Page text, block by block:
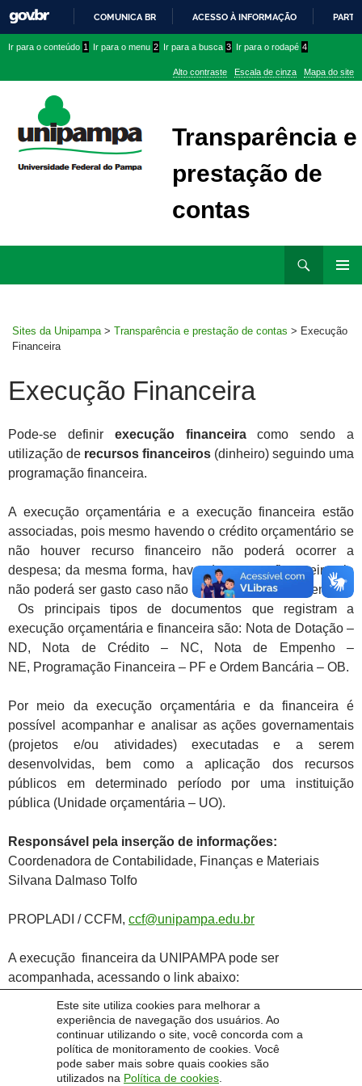
Este site utiliza cookies para melhorar a
experiência de navegação dos usuários. Ao
continuar utilizando o site, você concorda com a
política de monitoramento de cookies. Você
pode saber mais sobre quais cookies são
utilizados na Política de cookies
PARA
CONTEÚDO
COMUNICA BR ACESSO À INFORMAÇÃO
conteúdo
menu
superior
menu
Ir para o conteúdo 1 Ir para o menu 2 Ir para a busca 3 Ir para o rodapé 4
Alto contraste Escala de cinza Mapa do site
Transparência e
prestação de
contas
Sites da Unipampa > Transparência e prestação de contas > Execução
Financeira
Execução Financeira
Pode-se definir execução financeiracomo sendo a
utilização de recursos financeiros (dinheiro) seguindo uma
programação financeira.
A execução orçamentária e a execução financeira estão
associadas, pois mesmo havendo o crédito orçamentário se
não houver recurso financeiro não poderá ocorrer a
despesa; da mesma forma, havendo recurso financeiro ele
não poderá ser gasto caso não haja o crédito orçamentário.
Os principais tipos de documentos que registram a
execução orçamentária e financeira são: Nota de Dotação –
ND, Nota de Crédito – NC, Nota de Empenho –
NE, Programação Financeira – PF e Ordem Bancária – OB.
Por meio da execução orçamentária e da financeira é
possível acompanhar e analisar as ações governamentais
(projetos e/ou atividades) executadas e a serem
desenvolvidas, bem como a aplicação dos recursos
públicos em determinado período por uma instituição
pública (Unidade orçamentária – UO).
Responsável pela inserção de informações:
Coordenadora de Contabilidade, Finanças e Materiais
Silvana Dalmaso Tolfo
PROPLADI / CCFM, ccf@unipampa.edu.br
A execução financeira da UNIPAMPA pode ser
acompanhada, acessando o link abaixo:
Acompanhamento da Execução Financeira